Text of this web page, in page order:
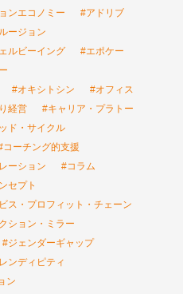
ンエコノミー
#アドリブ
ージョン
ルビーイング
#エポケー
#オキシトシン
#オフィス
経営
#キャリア・プラトー
ド・サイクル
コーチング的支援
ーション
#コラム
セプト
ス・プロフィット・チェーン
ション・ミラー
#ジェンダーギャップ
ンディピティ
ン